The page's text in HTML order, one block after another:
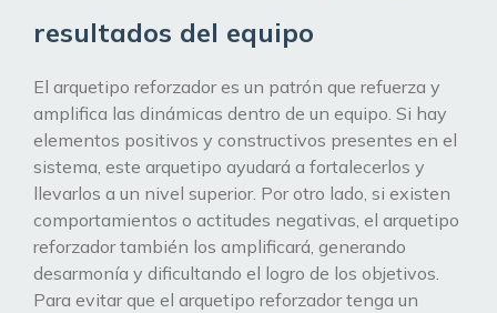
resultados del equipo
El arquetipo reforzador es un patrón que refuerza y
amplifica las dinámicas dentro de un equipo. Si hay
elementos positivos y constructivos presentes en el
sistema, este arquetipo ayudará a fortalecerlos y
llevarlos a un nivel superior. Por otro lado, si existen
comportamientos o actitudes negativas, el arquetipo
reforzador también los amplificará, generando
desarmonía y dificultando el logro de los objetivos.
Para evitar que el arquetipo reforzador tenga un